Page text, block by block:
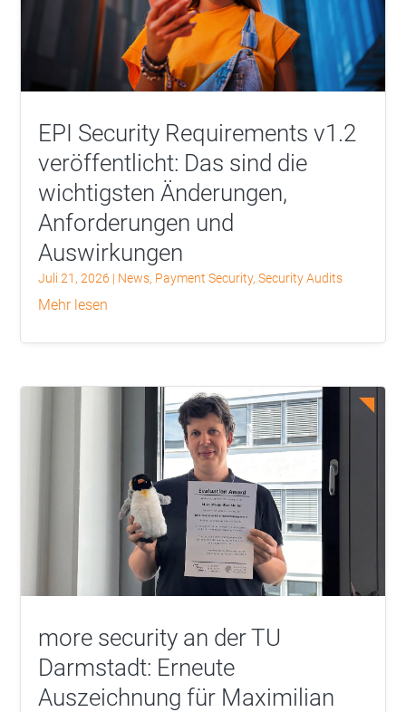
EPI Security Requirements v1.2
veröffentlicht: Das sind die
wichtigsten Änderungen,
Anforderungen und
Auswirkungen
Juli 21, 2026 | News, Payment Security,Security Audits
mehr lesen
more security an der TU
Darmstadt: Erneute
Auszeichnung für Maximilian